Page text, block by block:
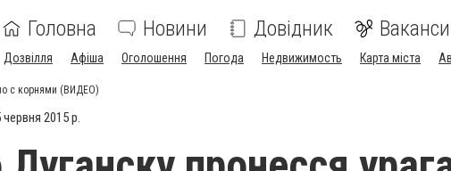
Головна Новини Довідник
Дозвілля Афіша Оголошення Погода Недвижимость Карта міста
с корнями (ВИДЕО)
червня 2015 р.